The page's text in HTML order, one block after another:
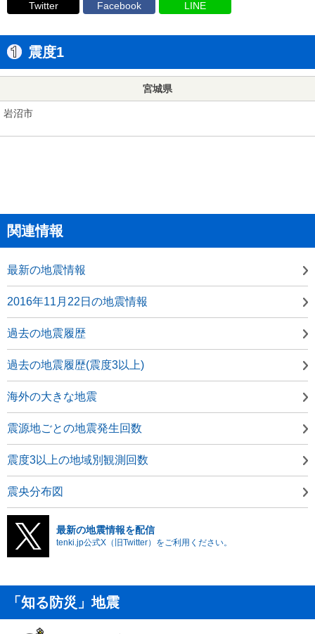
Twitter Facebook LINE
震度1
宮城県
岩沼市
関連情報
最新の地震情報
2016年11月22日の地震情報
過去の地震履歴
過去の地震履歴(震度3以上)
海外の大きな地震
震源地ごとの地震発生回数
震度3以上の地域別観測回数
震央分布図
最新の地震情報を配信
tenki.jp公式X（旧Twitter）をご利用ください。
「知る防災」地震